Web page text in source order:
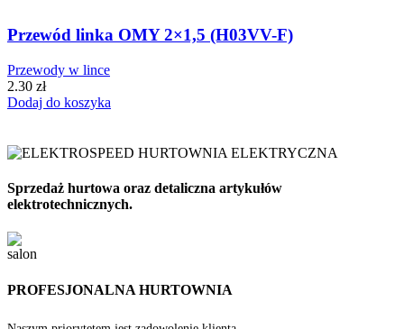
Przewód linka OMY 2×1,5 (H03VV-F)
Przewody w lince
2.30 zł
Dodaj do koszyka
Sprzedaż hurtowa oraz detaliczna artykułów
elektrotechnicznych.
PROFESJONALNA HURTOWNIA